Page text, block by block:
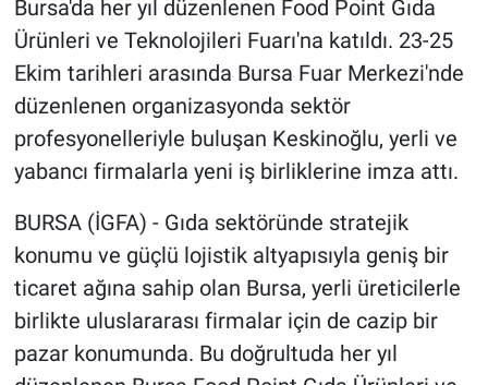
Bursa'da her yıl düzenlenen Food Point Gıda
Ürünleri ve Teknolojileri Fuarı'na katıldı. 23-25
Ekim tarihleri arasında Bursa Fuar Merkezi'nde
düzenlenen organizasyonda sektör
profesyonelleriyle buluşan Keskinoğlu, yerli ve
yabancı firmalarla yeni iş birliklerine imza attı.
BURSA (İGFA) - Gıda sektöründe stratejik
konumu ve güçlü lojistik altyapısıyla geniş bir
ticaret ağına sahip olan Bursa, yerli üreticilerle
birlikte uluslararası firmalar için de cazip bir
pazar konumunda. Bu doğrultuda her yıl